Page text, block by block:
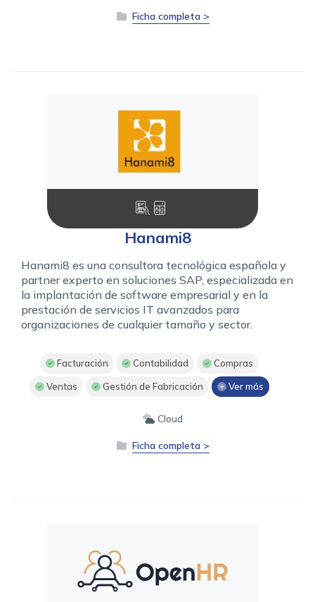
Ficha completa >
Hanami8
Hanami8 es una consultora tecnológica española y
partner experto en soluciones SAP, especializada en
la implantación de software empresarial y en la
prestación de servicios IT avanzados para
organizaciones de cualquier tamaño y sector.
Facturación Contabilidad Compras
Ventas Gestión de Fabricación Ver más
Cloud
Ficha completa >